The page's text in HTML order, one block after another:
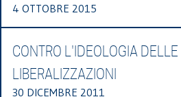
4 OTTOBRE 2015
CONTRO L'IDEOLOGIA DELLE
LIBERALIZZAZIONI
30 DICEMBRE 2011